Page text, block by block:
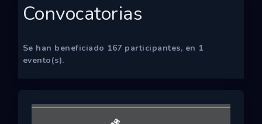
Convocatorias
Se han beneficiado 167 participantes, en 1
evento(s).